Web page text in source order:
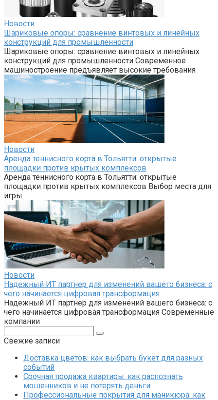
Новости
Шариковые опоры: сравнение винтовых и линейных
конструкций для промышленности
Шариковые опоры: сравнение винтовых и линейных
конструкций для промышленности Современное
машиностроение предъявляет высокие требования
Новости
Аренда теннисного корта в Тольятти: открытые
площадки против крытых комплексов
Аренда теннисного корта в Тольятти: открытые
площадки против крытых комплексов Выбор места для
игры
Новости
Надежный ИТ партнер для изменений вашего бизнеса: с
чего начинается цифровая трансформация
Надежный ИТ партнер для изменений вашего бизнеса: с
чего начинается цифровая трансформация Современные
компании
Свежие записи
Доставка цветов: как выбрать букет для разных
событий
Срочная продажа квартиры: как распознать
мошенников и не потерять деньги
Профессиональные покрытия для маникюра: как